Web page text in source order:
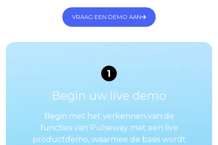
VRAAG EEN DEMO AAN
1
Begin uw live demo
Begin met het verkennen van de
functies van Pulseway met een live
productdemo, waarmee de basis wordt